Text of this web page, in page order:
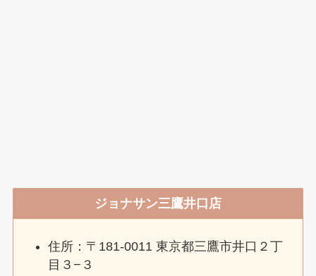
ジョナサン三鷹井口店
住所：〒181-0011 東京都三鷹市井口２丁
目３−３